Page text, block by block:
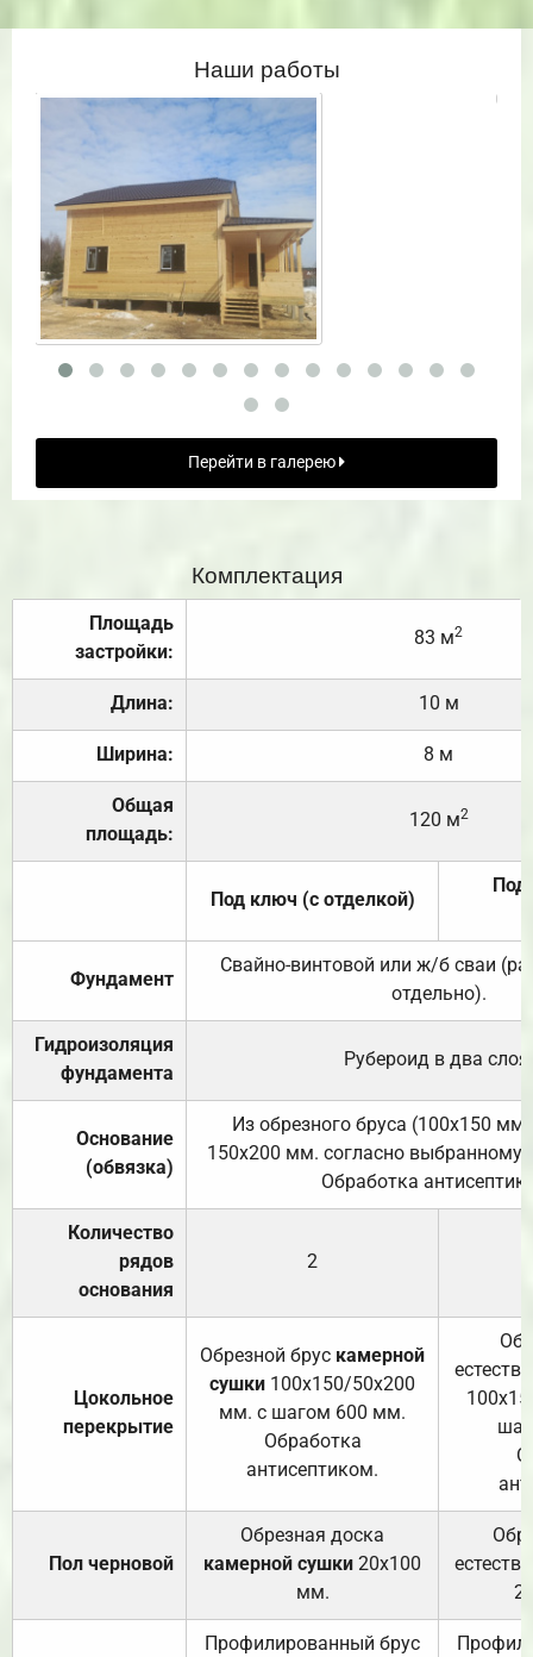
Наши работы
Перейти в галерею
Комплектация
Площадь
застройки:
83 м2
Длина: 10 м
Ширина: 8 м
Общая
площадь:
120 м2
Под ключ (с отделкой)
Под
Фундамент
Свайно-винтовой или ж/б сваи
отдельно).
Гидроизоляция
фундамента
Рубероид в два слоя.
Основание
(обвязка)
Из обрезного бруса (100х150
150х200 мм. согласно выбранному
Обработка
Количество
рядов
основания
2
Цокольное
перекрытие
Обрезной брус камерной
сушки 100х150/50х200
мм. с шагом 600 мм.
Обработка
антисептиком.
Пол черновой
Обрезная доска
камерной сушки 20х100
мм.
Профилированный брус